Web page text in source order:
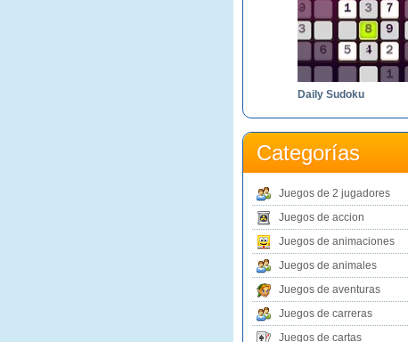
Daily Sudoku
Categorías
Juegos de 2 jugadores
Juegos de accion
Juegos de animaciones
Juegos de animales
Juegos de aventuras
Juegos de carreras
Juegos de cartas